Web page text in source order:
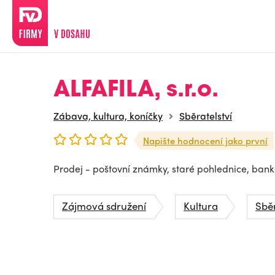
ALFAFILA, s.r.o.
Zábava, kultura, koníčky Sběratelství
Napište hodnocení jako první
Prodej - poštovní známky, staré pohlednice,
Zájmová sdružení Kultura